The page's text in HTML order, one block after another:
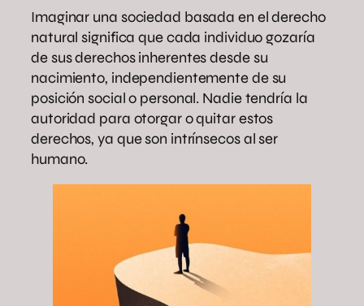
Imaginar una sociedad basada en el derecho
natural significa que cada individuo gozaría
de sus derechos inherentes desde su
nacimiento, independientemente de su
posición social o personal. Nadie tendría la
autoridad para otorgar o quitar estos
derechos, ya que son intrínsecos al ser
humano.